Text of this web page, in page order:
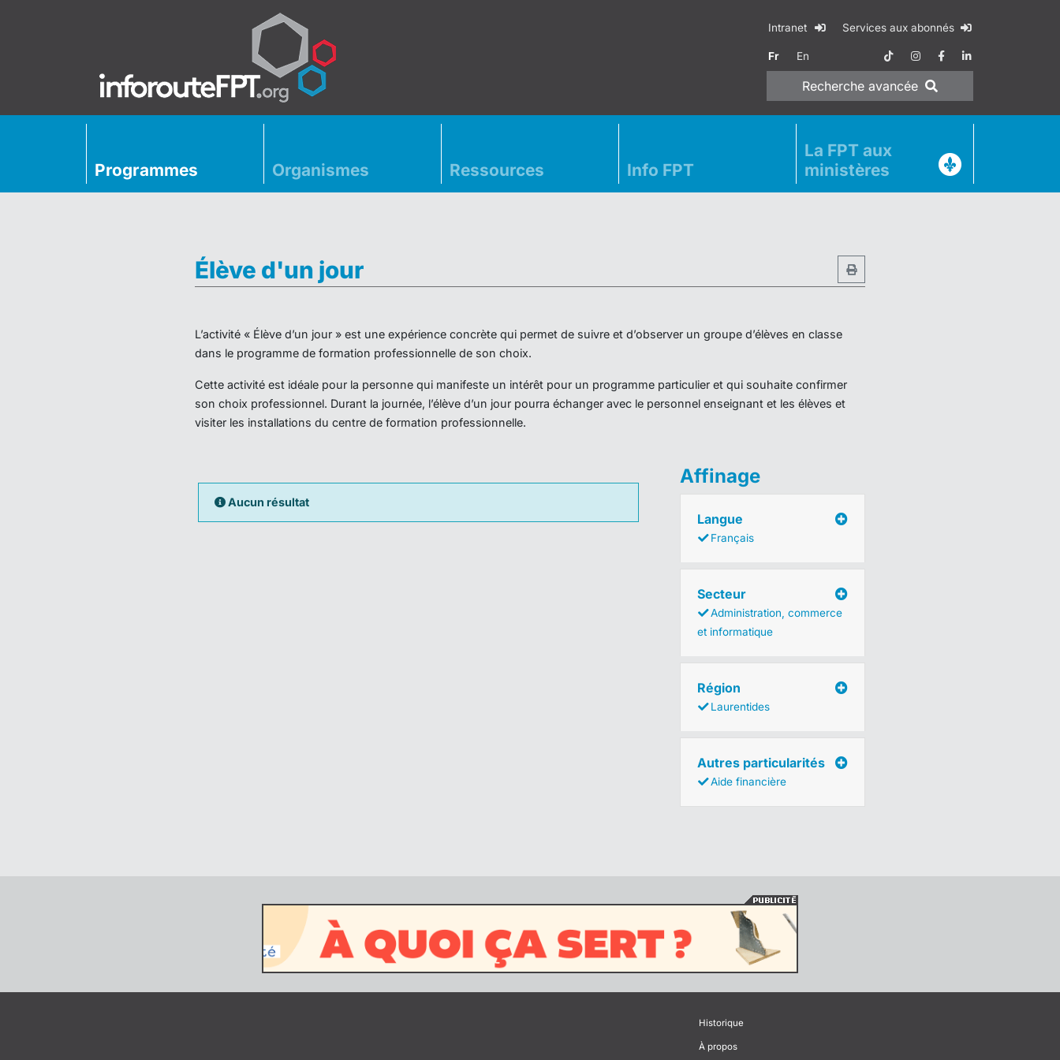
Intranet Services aux abonnés
Fr En
Recherche avancée
Programmes Organismes Ressources Info FPT
La FPT aux
ministères
Élève d'un jour
L’activité « Élève d’un jour » est une expérience concrète qui permet de suivre et d’observer un groupe d’élèves en classe
dans le programme de formation professionnelle de son choix.
Cette activité est idéale pour la personne qui manifeste un intérêt pour un programme particulier et qui souhaite confirmer
son choix professionnel. Durant la journée, l’élève d’un jour pourra échanger avec le personnel enseignant et les élèves et
visiter les installations du centre de formation professionnelle.
Aucun résultat
Affinage
Langue
Français
Secteur
Administration, commerce
et informatique
Région
Laurentides
Autres particularités
Aide financière
Historique
À propos